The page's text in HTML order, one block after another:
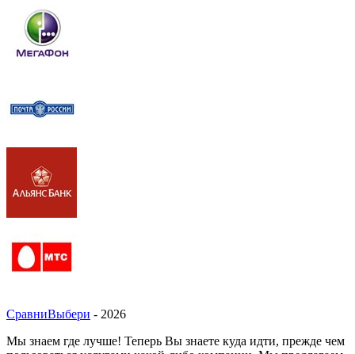
СравниВыбери - 2026
Мы знаем где лучше! Теперь Вы знаете куда идти, прежде чем